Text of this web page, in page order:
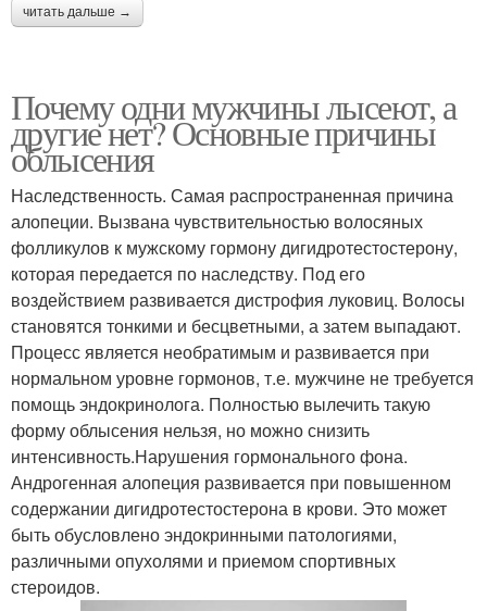
читать дальше →
Почему одни мужчины лысеют, а
другие нет? Основные причины
облысения
Наследственность. Самая распространенная причина
алопеции. Вызвана чувствительностью волосяных
фолликулов к мужскому гормону дигидротестостерону,
которая передается по наследству. Под его
воздействием развивается дистрофия луковиц. Волосы
становятся тонкими и бесцветными, а затем выпадают.
Процесс является необратимым и развивается при
нормальном уровне гормонов, т.е. мужчине не требуется
помощь эндокринолога. Полностью вылечить такую
форму облысения нельзя, но можно снизить
интенсивность.Нарушения гормонального фона.
Андрогенная алопеция развивается при повышенном
содержании дигидротестостерона в крови. Это может
быть обусловлено эндокринными патологиями,
различными опухолями и приемом спортивных
стероидов.